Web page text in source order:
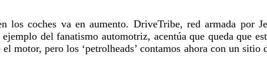
los coches va en aumento. DriveTribe, red armada por
del fanatismo automotriz, acentúa que queda que
motor, pero los ‘petrolheads’ contamos ahora con un sitio